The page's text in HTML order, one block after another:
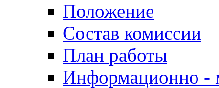
Положение
Состав комиссии
План работы
Информационно -